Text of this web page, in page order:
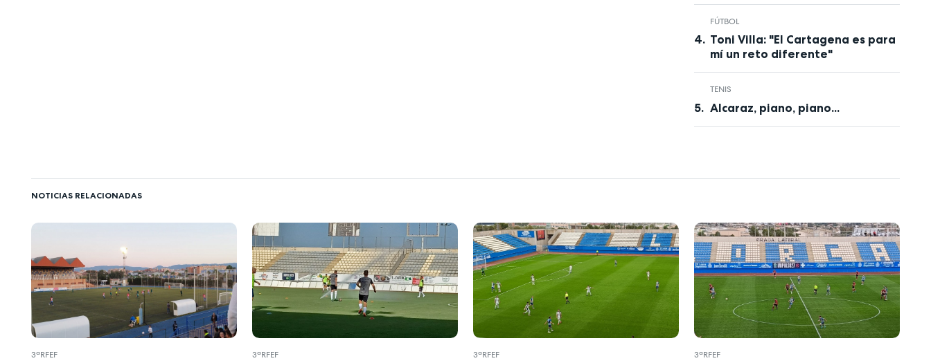
FÚTBOL
Toni Villa: "El Cartagena es para
mí un reto diferente"
TENIS
Alcaraz, piano, piano...
NOTICIAS RELACIONADAS
3ªRFEF 3ªRFEF 3ªRFEF 3ªRFEF